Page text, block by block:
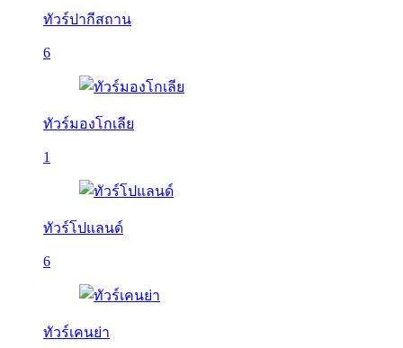
ทัวร์ปากีสถาน
6
ทัวร์มองโกเลีย
1
ทัวร์โปแลนด์
6
ทัวร์เคนย่า